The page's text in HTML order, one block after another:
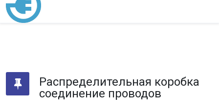
Распределительная коробка
соединение проводов